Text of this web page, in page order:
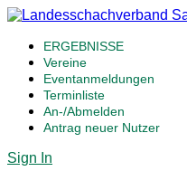
ERGEBNISSE
Vereine
Eventanmeldungen
Terminliste
An-/Abmelden
Antrag neuer Nutzer
Sign In